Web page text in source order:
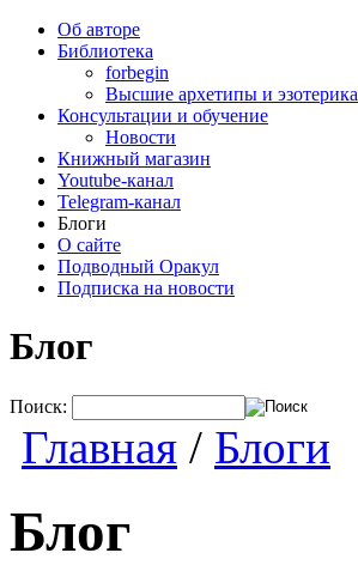
Об авторе
Библиотека
forbegin
Высшие архетипы и эзотерика
Консультации и обучение
Новости
Книжный магазин
Youtube-канал
Telegram-канал
Блоги
О сайте
Подводный Оракул
Подписка на новости
Блог
Поиск:
Главная / Блоги
Блог